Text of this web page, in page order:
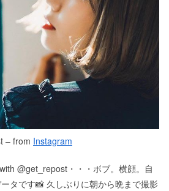
– from Instagram
@get_repost・・・ボブ。横顔。自
ータです📸️ㅤ ㅤ久しぶりに朝から晩まで撮影